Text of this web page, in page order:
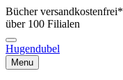
Bücher versandkostenfrei*
über 100 Filialen
Hugendubel
Menu